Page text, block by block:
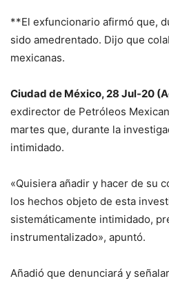
**El exfuncionario afirmó que,
sido amedrentado. Dijo que
mexicanas.
Ciudad de México, 28 Jul-20
exdirector de Petróleos
martes que, durante la
intimidado.
«Quisiera añadir y hacer de su
los hechos objeto de esta
sistemáticamente intimidado,
instrumentalizado», apuntó.
Añadió que denunciará y